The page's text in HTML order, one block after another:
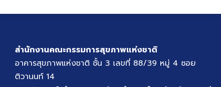
สำนักงานคณะกรรมการสุขภาพแห่งชาติ
อาคารสุขภาพแห่งชาติ ชั้น 3 เลขที่ 88/39 หมู่ 4 ซอย
ติวานนท์ 14